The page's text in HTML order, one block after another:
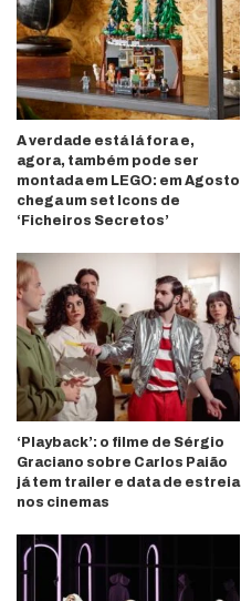
A verdade está lá fora e,
agora, também pode ser
montada em LEGO: em Agosto
chega um set Icons de
‘Ficheiros Secretos’
‘Playback’: o filme de Sérgio
Graciano sobre Carlos Paião
já tem trailer e data de estreia
nos cinemas